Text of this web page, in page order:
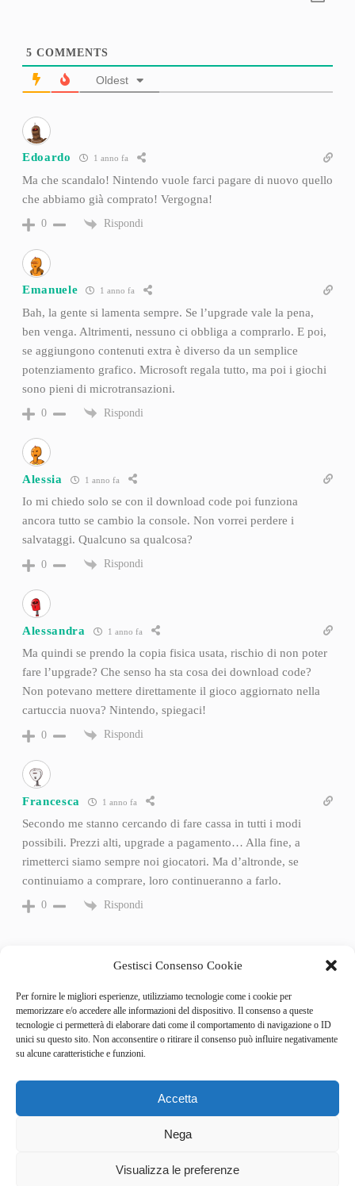
Gestisci Consenso Cookie
Per fornire le migliori esperienze, utilizziamo tecnologie come i cookie per
memorizzare e/o accedere alle informazioni del dispositivo. Il consenso a queste
tecnologie ci permetterà di elaborare dati come il comportamento di navigazione o ID
unici su questo sito. Non acconsentire o ritirare il consenso può influire negativamente
su alcune caratteristiche e funzioni.
Accetta
Nega
Visualizza le preferenze
5 COMMENTS
Oldest
Edoardo 1 anno fa
Ma che scandalo! Nintendo vuole farci pagare di nuovo quello
che abbiamo già comprato! Vergogna!
0 Rispondi
Emanuele 1 anno fa
Bah, la gente si lamenta sempre. Se l’upgrade vale la pena,
ben venga. Altrimenti, nessuno ci obbliga a comprarlo. E poi,
se aggiungono contenuti extra è diverso da un semplice
potenziamento grafico. Microsoft regala tutto, ma poi i giochi
sono pieni di microtransazioni.
0 Rispondi
Alessia 1 anno fa
Io mi chiedo solo se con il download code poi funziona
ancora tutto se cambio la console. Non vorrei perdere i
salvataggi. Qualcuno sa qualcosa?
0 Rispondi
Alessandra 1 anno fa
Ma quindi se prendo la copia fisica usata, rischio di non poter
fare l’upgrade? Che senso ha sta cosa dei download code?
Non potevano mettere direttamente il gioco aggiornato nella
cartuccia nuova? Nintendo, spiegaci!
0 Rispondi
Francesca 1 anno fa
Secondo me stanno cercando di fare cassa in tutti i modi
possibili. Prezzi alti, upgrade a pagamento… Alla fine, a
rimetterci siamo sempre noi giocatori. Ma d’altronde, se
continuiamo a comprare, loro continueranno a farlo.
0 Rispondi
Categories
GameSpotlight
News